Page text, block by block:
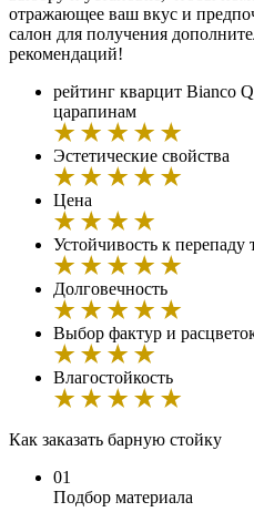
отражающее ваш вкус и
салон для получения
рекомендаций!
рейтинг кварцит Bianco
царапинам
Эстетические свойства
Цена
Устойчивость к перепаду
Долговечность
Выбор фактур и
Влагостойкость
Как заказать барную стойку
01
Подбор материала